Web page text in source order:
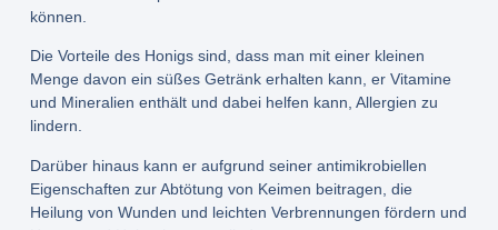
können.
Die Vorteile des Honigs sind, dass man mit einer kleinen
Menge davon ein süßes Getränk erhalten kann, er Vitamine
und Mineralien enthält und dabei helfen kann, Allergien zu
lindern.
Darüber hinaus kann er aufgrund seiner antimikrobiellen
Eigenschaften zur Abtötung von Keimen beitragen, die
Heilung von Wunden und leichten Verbrennungen fördern und